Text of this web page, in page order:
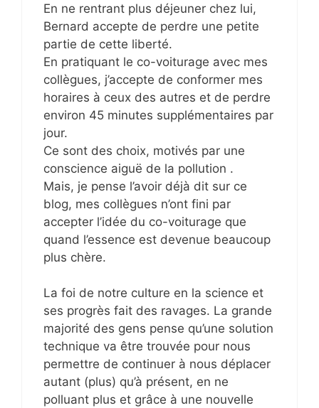
En ne rentrant plus déjeuner chez lui,
Bernard accepte de perdre une petite
partie de cette liberté.
En pratiquant le co-voiturage avec mes
collègues, j’accepte de conformer mes
horaires à ceux des autres et de perdre
environ 45 minutes supplémentaires par
jour.
Ce sont des choix, motivés par une
conscience aiguë de la pollution .
Mais, je pense l’avoir déjà dit sur ce
blog, mes collègues n’ont fini par
accepter l’idée du co-voiturage que
quand l’essence est devenue beaucoup
plus chère.
La foi de notre culture en la science et
ses progrès fait des ravages. La grande
majorité des gens pense qu’une solution
technique va être trouvée pour nous
permettre de continuer à nous déplacer
autant (plus) qu’à présent, en ne
polluant plus et grâce à une nouvelle